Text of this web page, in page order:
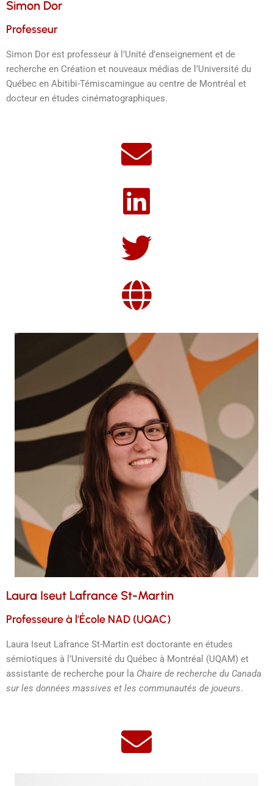
Simon Dor
Professeur
Simon Dor est professeur à l’Unité d’enseignement et de
recherche en Création et nouveaux médias de l’Université du
Québec en Abitibi-Témiscamingue au centre de Montréal et
docteur en études cinématographiques.
Laura Iseut Lafrance St-Martin
Professeure à l'École NAD (UQAC)
Laura Iseut Lafrance St-Martin est doctorante en études
sémiotiques à l’Université du Québec à Montréal (UQAM) et
assistante de recherche pour la Chaire de recherche du Canada
sur les données massives et les communautés de joueurs.